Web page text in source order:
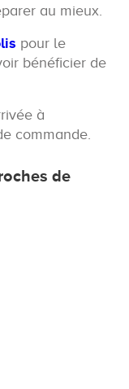
au mieux.
pour le
bénéficier de
à
commande.
de